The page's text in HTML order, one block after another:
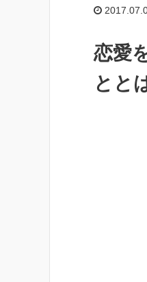
恋愛
とと